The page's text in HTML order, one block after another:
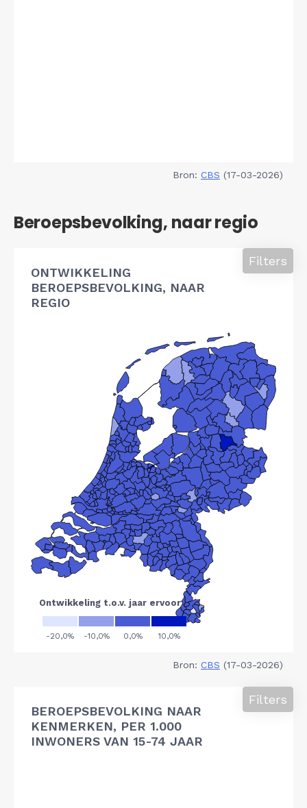
Bron: CBS (17-03-2026)
Beroepsbevolking, naar regio
ONTWIKKELING
BEROEPSBEVOLKING, NAAR
REGIO
Filters
Bron: CBS (17-03-2026)
BEROEPSBEVOLKING NAAR
KENMERKEN, PER 1.000
INWONERS VAN 15-74 JAAR
Filters